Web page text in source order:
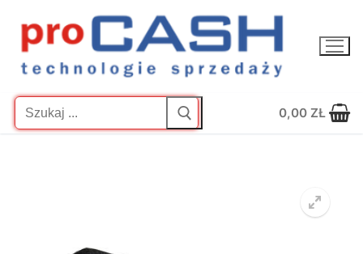
treści
0,00 ZŁ